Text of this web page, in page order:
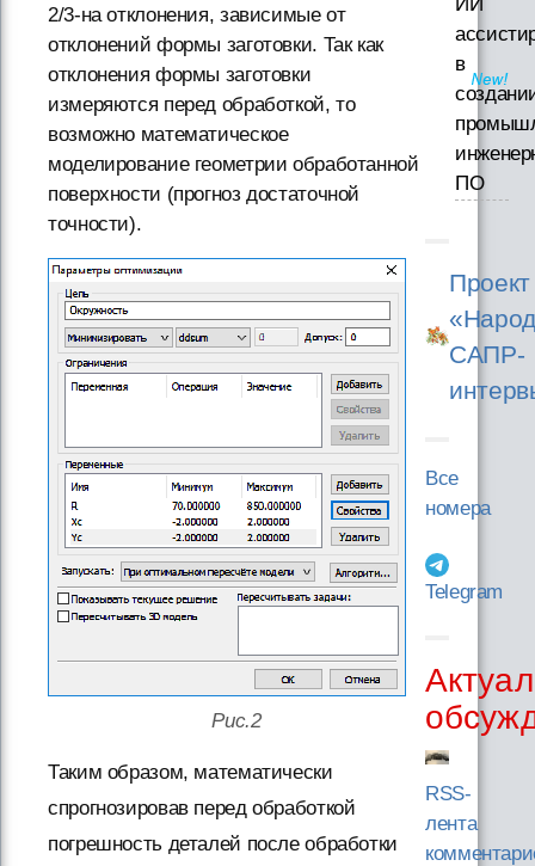
2/3-на отклонения, зависимые от
отклонений формы заготовки. Так как
отклонения формы заготовки
измеряются перед обработкой, то
возможно математическое
моделирование геометрии обработанной
поверхности (прогноз достаточной
точности).
Рис.2
Таким образом, математически
спрогнозировав перед обработкой
погрешность деталей после обработки
в
ПО
Проект
САПР-
Все
номера
Telegram
RSS-
лента